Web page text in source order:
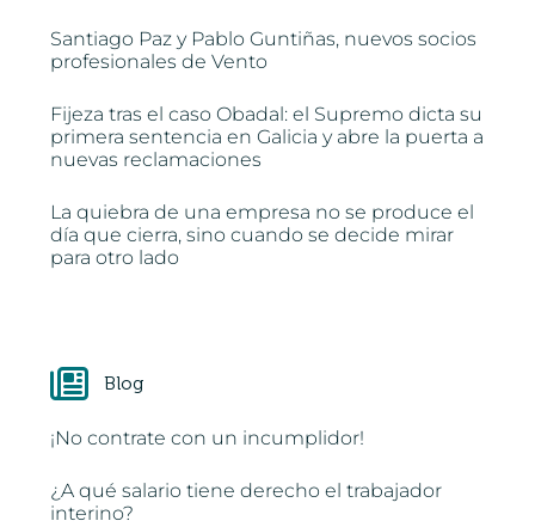
Santiago Paz y Pablo Guntiñas, nuevos socios
profesionales de Vento
Fijeza tras el caso Obadal: el Supremo dicta su
primera sentencia en Galicia y abre la puerta a
nuevas reclamaciones
La quiebra de una empresa no se produce el
día que cierra, sino cuando se decide mirar
para otro lado
Blog
¡No contrate con un incumplidor!
¿A qué salario tiene derecho el trabajador
interino?